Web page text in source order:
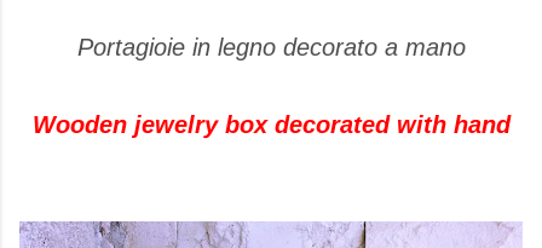
Portagioie in legno decorato a mano
Wooden jewelry box decorated with hand